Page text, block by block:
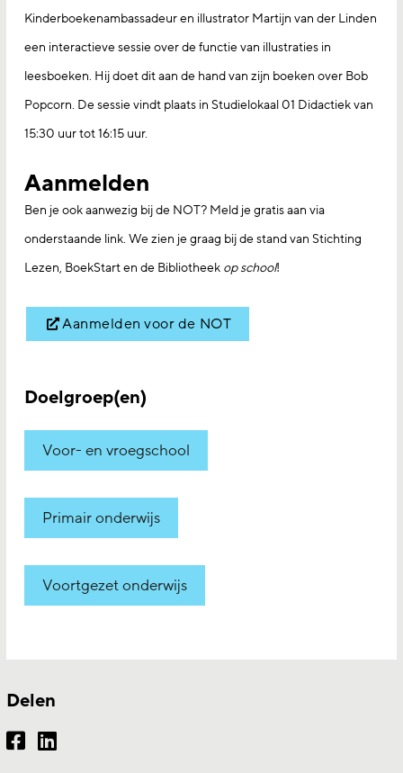
Kinderboekenambassadeur en illustrator Martijn van der Linden
een interactieve sessie over de functie van illustraties in
leesboeken. Hij doet dit aan de hand van zijn boeken over Bob
Popcorn. De sessie vindt plaats in Studielokaal 01 Didactiek van
15:30 uur tot 16:15 uur.
Aanmelden
Ben je ook aanwezig bij de NOT? Meld je gratis aan via
onderstaande link. We zien je graag bij de stand van Stichting
Lezen, BoekStart en de Bibliotheek op school!
Aanmelden voor de NOT
Doelgroep(en)
Voor- en vroegschool
Primair onderwijs
Voortgezet onderwijs
Delen